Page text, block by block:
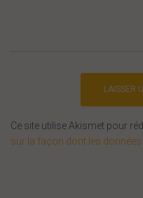
Ce site utilise Akismet pour
sur la façon dont les